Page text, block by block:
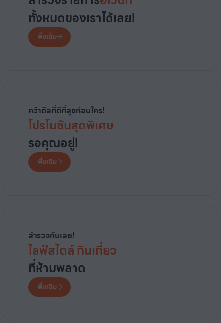
ทั้งหมดของเราได้เลย!
เพิ่มเติม
คว้าดีลที่ดีที่สุดก่อนใคร!
โปรโมชันสุดพิเศษ
รอคุณอยู่!
เพิ่มเติม
สำรวจกันเลย!
ไลฟ์สไตล์ กินเที่ยว
ที่ห้ามพลาด
เพิ่มเติม